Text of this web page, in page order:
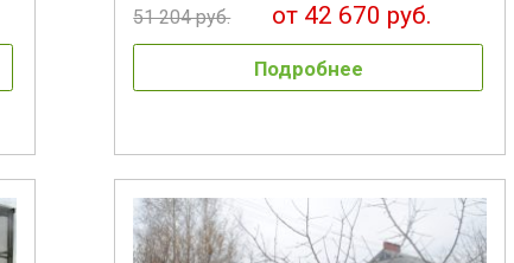
51 204 руб. от 42 670 руб.
Подробнее